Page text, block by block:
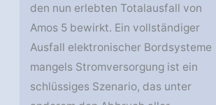
den nun erlebten Totalausfall von
Amos 5 bewirkt. Ein vollständiger
Ausfall elektronischer Bordsysteme
mangels Stromversorgung ist ein
schlüssiges Szenario, das unter